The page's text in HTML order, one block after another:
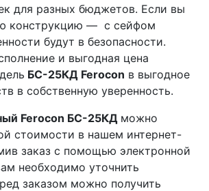
для разных бюджетов. Если вы
конструкцию — с сейфом
будут в безопасности.
и выгодная цена
БС-25КД Ferocon в выгодное
в собственную уверенность.
Ferocon БС-25КД можно
стоимости в нашем интернет-
заказ с помощью электронной
необходимо уточнить
заказом можно получить